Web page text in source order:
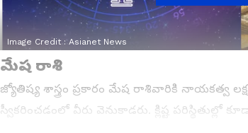
Image Credit :Asianet News
మేష రాశి
జ్యోతిష్య శాస్త్రం ప్రకారం మేష రాశివారికి నాయకత్వ
స్వీకరించడంలో వీరు వెనుకాడరు. క్లిష్ట పరిస్థితుల్లో